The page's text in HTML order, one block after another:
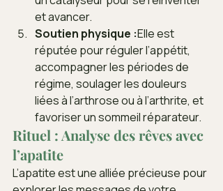
et avancer.
Soutien physique :Elle est
réputée pour réguler l’appétit,
accompagner les périodes de
régime, soulager les douleurs
liées à l’arthrose ou à l’arthrite, et
favoriser un sommeil réparateur.
Rituel : Analyse des rêves avec
l’apatite
L’apatite est une alliée précieuse pour